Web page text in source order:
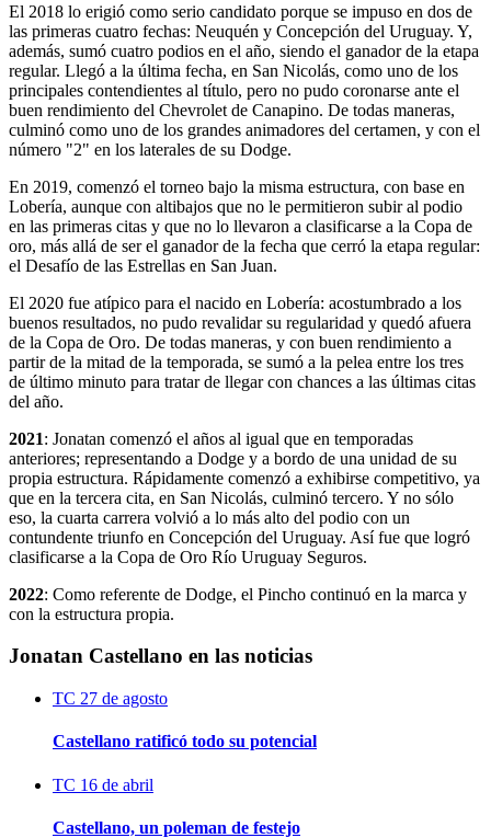
El 2018 lo erigió como serio candidato porque se impuso en dos de
las primeras cuatro fechas: Neuquén y Concepción del Uruguay. Y,
además, sumó cuatro podios en el año, siendo el ganador de la etapa
regular. Llegó a la última fecha, en San Nicolás, como uno de los
principales contendientes al título, pero no pudo coronarse ante el
buen rendimiento del Chevrolet de Canapino. De todas maneras,
culminó como uno de los grandes animadores del certamen, y con el
número "2" en los laterales de su Dodge.
En 2019, comenzó el torneo bajo la misma estructura, con base en
Lobería, aunque con altibajos que no le permitieron subir al podio
en las primeras citas y que no lo llevaron a clasificarse a la Copa de
oro, más allá de ser el ganador de la fecha que cerró la etapa regular:
el Desafío de las Estrellas en San Juan.
El 2020 fue atípico para el nacido en Lobería: acostumbrado a los
buenos resultados, no pudo revalidar su regularidad y quedó afuera
de la Copa de Oro. De todas maneras, y con buen rendimiento a
partir de la mitad de la temporada, se sumó a la pelea entre los tres
de último minuto para tratar de llegar con chances a las últimas citas
del año.
2021: Jonatan comenzó el años al igual que en temporadas
anteriores; representando a Dodge y a bordo de una unidad de su
propia estructura. Rápidamente comenzó a exhibirse competitivo, ya
que en la tercera cita, en San Nicolás, culminó tercero. Y no sólo
eso, la cuarta carrera volvió a lo más alto del podio con un
contundente triunfo en Concepción del Uruguay. Así fue que logró
clasificarse a la Copa de Oro Río Uruguay Seguros.
2022: Como referente de Dodge, el Pincho continuó en la marca y
con la estructura propia.
Jonatan Castellano en las noticias
TC 27 de agosto
Castellano ratificó todo su potencial
TC 16 de abril
Castellano, un poleman de festejo